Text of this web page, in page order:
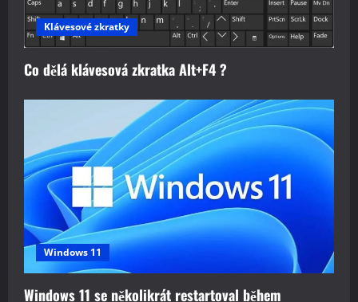
Klávesové zkratky
Co dělá klávesová zkratka Alt+F4 ?
Windows 11
Windows 11 se několikrát restartoval během